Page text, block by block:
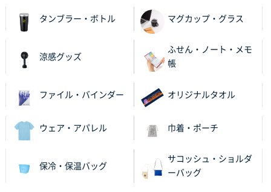
タンブラー・ボトル マグカップ・グラス
涼感グッズ
ふせん・ノート・メモ
帳
ファイル・バインダー オリジナルタオル
ウェア・アパレル 巾着・ポーチ
保冷・保温バッグ
サコッシュ・ショルダ
ーバッグ